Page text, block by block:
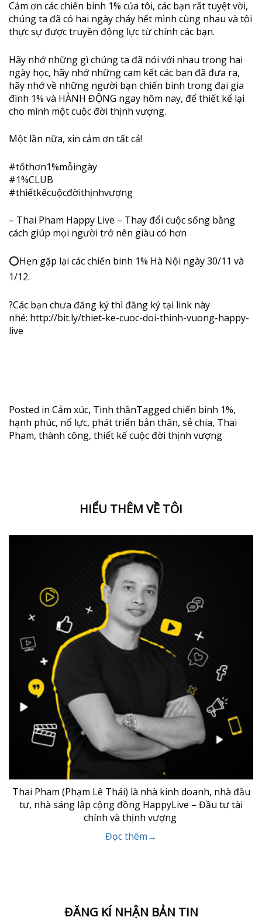
Cảm ơn các chiến binh 1% của tôi, các bạn rất tuyệt vời,
chúng ta đã có hai ngày cháy hết mình cùng nhau và tôi
thực sự được truyền động lực từ chính các bạn.
Hãy nhớ những gì chúng ta đã nói với nhau trong hai
ngày học, hãy nhớ những cam kết các bạn đã đưa ra,
hãy nhớ về những người bạn chiến binh trong đại gia
đình 1% và HÀNH ĐỘNG ngay hôm nay, để thiết kế lại
cho mình một cuộc đời thịnh vượng.
Một lần nữa, xin cảm ơn tất cả!
#tốthơn1%mỗingày
#1%CLUB
#thiếtkếcuộcđờithịnhvượng
– Thai Pham Happy Live – Thay đổi cuộc sống bằng
cách giúp mọi người trở nên giàu có hơn
⭕Hẹn gặp lại các chiến binh 1% Hà Nội ngày 30/11 và
1/12.
?Các bạn chưa đăng ký thì đăng ký tại link này
nhé: http://bit.ly/thiet-ke-cuoc-doi-thinh-vuong-happy-
live
Posted in Cảm xúc, Tinh thầnTagged chiến binh 1%,
hạnh phúc, nổ lực, phát triển bản thân, sẻ chia, Thai
Pham, thành công, thiết kế cuộc đời thịnh vượng
HIỂU THÊM VỀ TÔI
Thai Pham (Phạm Lê Thái) là nhà kinh doanh, nhà đầu
tư, nhà sáng lập cộng đồng HappyLive – Đầu tư tài
chính và thịnh vượng
Đọc thêm→
ĐĂNG KÍ NHẬN BẢN TIN